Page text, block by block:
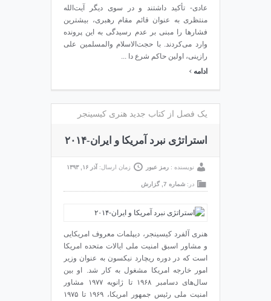
عادی- تأکید داشتند و در سوی دیگر آیت‌الله
منتظری به عنوان قائم‌ مقام رهبری، بیشترین
فشارها را مبنی بر عدم رسیدگی به این پرونده
وارد می‌کردند. با حجت‌الاسلام والمسلمین علی
رازینی، اولین حاکم شرع دا ...
ادامه ›
یک فصل از کتاب جدید هنری کیسینجر
استراتژی نبرد آمریکا و ایران-۲۰۱۴
نویسنده : رمز عبور زمان ارسال: آذر ۱۶, ۱۳۹۳
در: شماره 7 گزارش
هنری آلفرد کیسینجر، دیپلمات معروف امریکایی
و مشاور اسبق امنیت ملی ایالات متحده امریکا
است که در دوره ریچارد نیکسون به عنوان وزیر
امور خارجه امریکا مشغول به کار شد. او بین
سال‌های دسامبر ۱۹۶۸ تا ژانویه ۱۹۷۷ مشاور
امنیت ملی رئیس جمهور امریکا، ۱۹۶۹ تا ۱۹۷۵